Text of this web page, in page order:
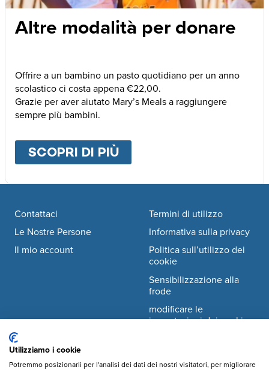
Altre modalità per donare
Offrire a un bambino un pasto quotidiano per un anno
scolastico ci costa appena €22,00.
Grazie per aver aiutato Mary’s Meals a raggiungere
sempre più bambini.
SCOPRI DI PIÙABOUT
Footer navigation
© Mary's Meals Italia ODVcompany information
Contattaci
Le Nostre Persone
Il mio account
Termini di utilizzo
Informativa sulla privacy
Politica sull’utilizzo dei
cookie
Sensibilizzazione alla
frode
modificare le
impostazioni dei cookie
Facebook
Utilizziamo i cookie
Potremmo posizionarli per l'analisi dei dati dei nostri visitatori, per migliorare